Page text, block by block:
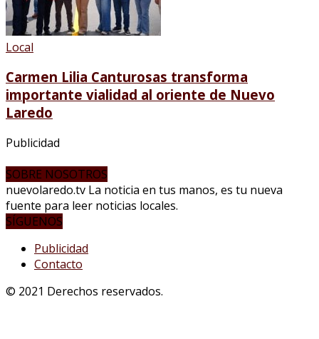
Local
Carmen Lilia Canturosas transforma
importante vialidad al oriente de Nuevo
Laredo
Publicidad
SOBRE NOSOTROS
nuevolaredo.tv La noticia en tus manos, es tu nueva
fuente para leer noticias locales.
SÍGUENOS
Publicidad
Contacto
© 2021 Derechos reservados.